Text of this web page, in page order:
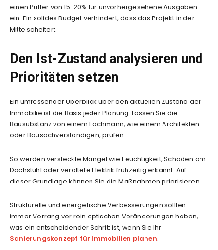
einen Puffer von 15-20% für unvorhergesehene Ausgaben
ein. Ein solides Budget verhindert, dass das Projekt in der
Mitte scheitert.
Den Ist-Zustand analysieren und
Prioritäten setzen
Ein umfassender Überblick über den aktuellen Zustand der
Immobilie ist die Basis jeder Planung. Lassen Sie die
Bausubstanz von einem Fachmann, wie einem Architekten
oder Bausachverständigen, prüfen.
So werden versteckte Mängel wie Feuchtigkeit, Schäden am
Dachstuhl oder veraltete Elektrik frühzeitig erkannt. Auf
dieser Grundlage können Sie die Maßnahmen priorisieren.
Strukturelle und energetische Verbesserungen sollten
immer Vorrang vor rein optischen Veränderungen haben,
was ein entscheidender Schritt ist, wenn Sie Ihr
Sanierungskonzept für Immobilien planen.